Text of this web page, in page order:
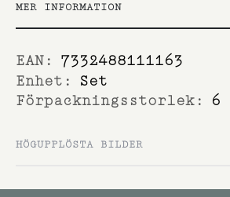
MER INFORMATION
Mer
information
7332488111163
Set
6
HÖGUPPLÖSTA BILDER